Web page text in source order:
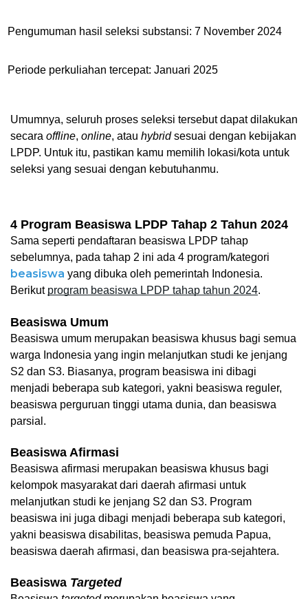
Pengumuman hasil seleksi substansi: 7 November 2024
Periode perkuliahan tercepat: Januari 2025
Umumnya, seluruh proses seleksi tersebut dapat dilakukan
secara offline, online, atau hybrid sesuai dengan kebijakan
LPDP. Untuk itu, pastikan kamu memilih lokasi/kota untuk
seleksi yang sesuai dengan kebutuhanmu.
4 Program Beasiswa LPDP Tahap 2 Tahun 2024
Sama seperti pendaftaran beasiswa LPDP tahap
beasiswa yang dibuka oleh pemerintah Indonesia.
Berikut program beasiswa LPDP tahap tahun 2024.
Beasiswa Umum
Beasiswa umum merupakan beasiswa khusus bagi semua
warga Indonesia yang ingin melanjutkan studi ke jenjang
S2 dan S3. Biasanya, program beasiswa ini dibagi
menjadi beberapa sub kategori, yakni beasiswa reguler,
beasiswa perguruan tinggi utama dunia, dan beasiswa
parsial.
Beasiswa Afirmasi
Beasiswa afirmasi merupakan beasiswa khusus bagi
kelompok masyarakat dari daerah afirmasi untuk
melanjutkan studi ke jenjang S2 dan S3. Program
beasiswa ini juga dibagi menjadi beberapa sub kategori,
yakni beasiswa disabilitas, beasiswa pemuda Papua,
beasiswa daerah afirmasi, dan beasiswa pra-sejahtera.
Beasiswa Targeted